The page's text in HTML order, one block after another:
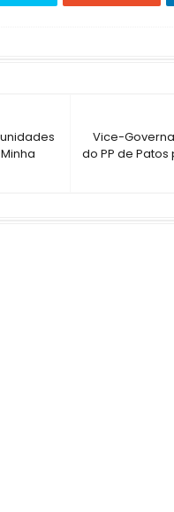
Vice-
do PP de